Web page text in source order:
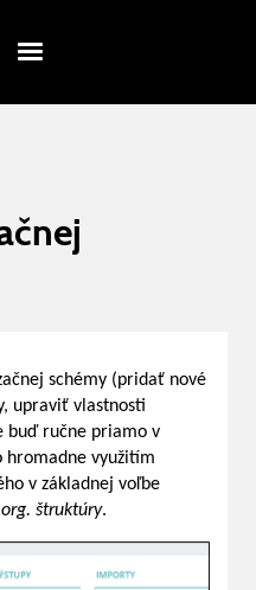
Humanet
schémy (pridať nové
upraviť vlastnosti
buď ručne priamo v
hromadne využitím
v základnej voľbe
štruktúry.